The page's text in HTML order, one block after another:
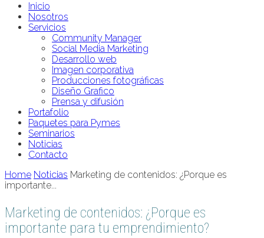
Inicio
Nosotros
Servicios
Community Manager
Social Media Marketing
Desarrollo web
Imagen corporativa
Producciones fotográficas
Diseño Grafico
Prensa y difusión
Portafolio
Paquetes para Pymes
Seminarios
Noticias
Contacto
Home Noticias Marketing de contenidos: ¿Porque es
importante...
Marketing de contenidos: ¿Porque es
importante para tu emprendimiento?